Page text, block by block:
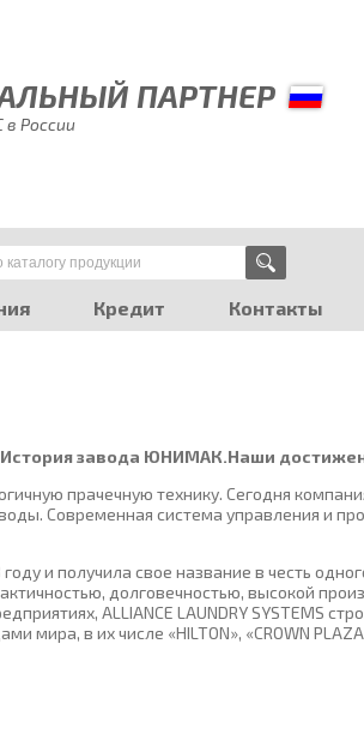
ПАРТНЕР
в России
Кредит Контакты
завода ЮНИМАК.Наши
прачечную технику. Сегодня
Современная система управления и
и получила свое название в честь
долговечностью, высокой
ALLIANCE LAUNDRY SYSTEMS
в их числе «HILTON», «CROWN